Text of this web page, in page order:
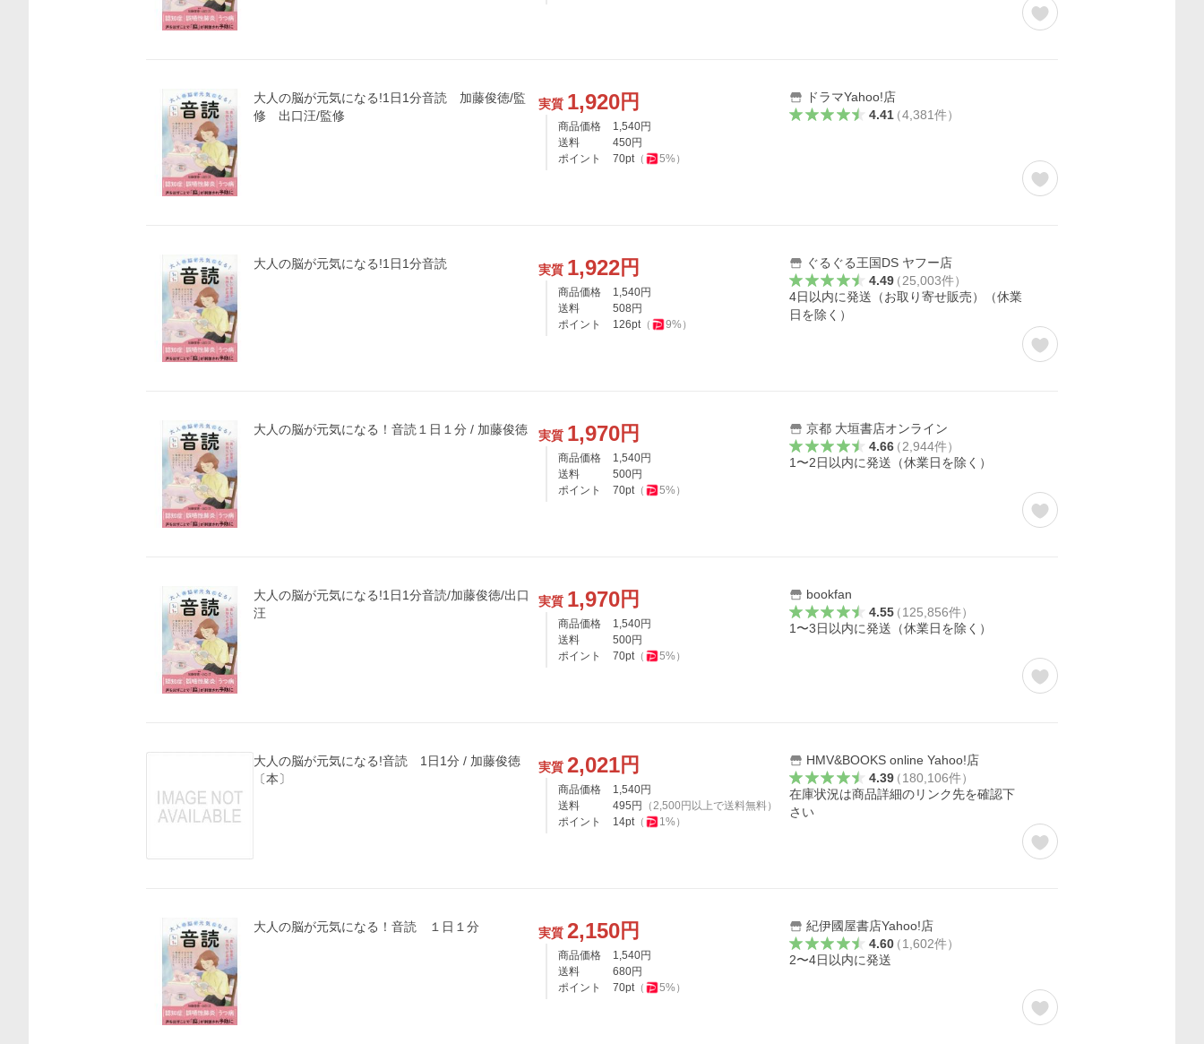
大人の脳が元気になる!1日1分音読 加藤俊徳/監
修 出口汪/監修
実質 1,920円
商品価格 1,540円
送料
450円
ポイント
70pt（ 5%）
ドラマYahoo!店
4.41（4,381件）
大人の脳が元気になる!1日1分音読 実質 1,922円
商品価格 1,540円
送料
508 円
ポイント
126pt（ 9%）
ぐるぐる王国DS ヤフー店
4.49（25,003件）
4日以内に発送（お取り寄せ販売）（休業
日を除く）
大人の脳が元気になる！音読１日１分 / 加藤俊徳 実質 1,970円
商品価格 1,540円
送料
500円
ポイント
70pt（ 5%）
京都 大垣書店オンライン
4.66（2,944件）
1〜2日以内に発送（休業日を除く）
大人の脳が元気になる!1日1分音読/加藤俊徳/出口
汪
実質 1,970円
商品価格 1,540円
送料
500円
ポイント
70pt（ 5%）
bookfan
4.55（125,856件）
1〜3日以内に発送（休業日を除く）
大人の脳が元気になる!音読 1日1分 / 加藤俊徳
〔本〕
実質 2,021円
商品価格 1,540円
送料
495 円 （2,500 円以上で送料無料）
ポイント
14pt（ 1%）
HMV&BOOKS online Yahoo!店
4.39（180,106件）
在庫状況は商品詳細のリンク先を確認下
さい
大人の脳が元気になる！音読 １日１分 実質 2,150円
商品価格 1,540円
送料
680円
ポイント
70pt（ 5%）
紀伊國屋書店Yahoo!店
4.60（1,602件）
2〜4日以内に発送